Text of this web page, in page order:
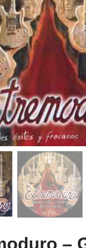
‎–